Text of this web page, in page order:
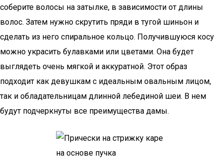
соберите волосы на затылке, в зависимости от длины
волос. Затем нужно скрутить пряди в тугой шиньон и
сделать из него спиральное кольцо. Получившуюся косу
можно украсить булавками или цветами. Она будет
выглядеть очень мягкой и аккуратной. Этот образ
подходит как девушкам с идеальным овальным лицом,
так и обладательницам длинной лебединой шеи. В нем
будут подчеркнуты все преимущества дамы.